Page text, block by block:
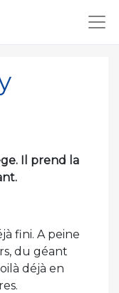
Il prend la
fini. A peine
du géant
déjà en